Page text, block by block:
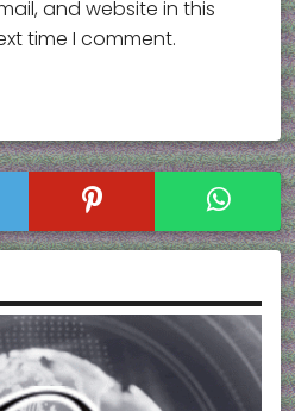
and website in this
time I comment.